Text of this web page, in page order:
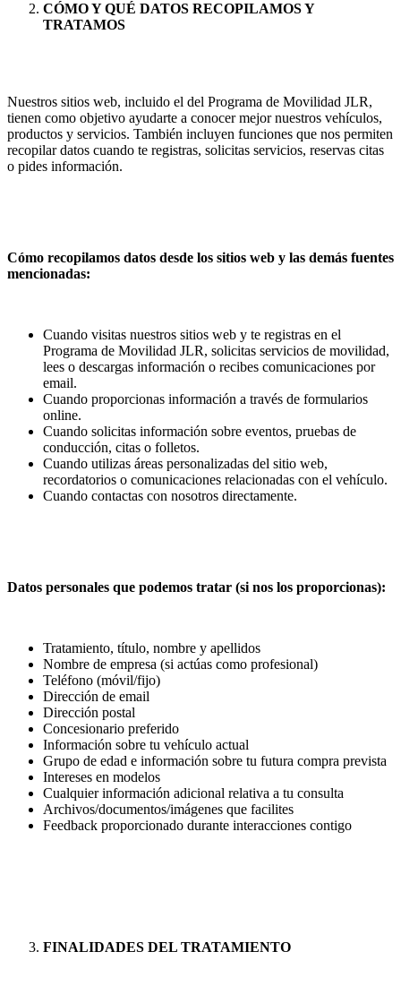
CÓMO Y QUÉ DATOS RECOPILAMOS Y
TRATAMOS
Nuestros sitios web, incluido el del Programa de Movilidad JLR,
tienen como objetivo ayudarte a conocer mejor nuestros vehículos,
productos y servicios. También incluyen funciones que nos permiten
recopilar datos cuando te registras, solicitas servicios, reservas citas
o pides información.
Cómo recopilamos datos desde los sitios web y las demás fuentes
mencionadas:
Cuando visitas nuestros sitios web y te registras en el
Programa de Movilidad JLR, solicitas servicios de movilidad,
lees o descargas información o recibes comunicaciones por
email.
Cuando proporcionas información a través de formularios
online.
Cuando solicitas información sobre eventos, pruebas de
conducción, citas o folletos.
Cuando utilizas áreas personalizadas del sitio web,
recordatorios o comunicaciones relacionadas con el vehículo.
Cuando contactas con nosotros directamente.
Datos personales que podemos tratar (si nos los proporcionas):
Tratamiento, título, nombre y apellidos
Nombre de empresa (si actúas como profesional)
Teléfono (móvil/fijo)
Dirección de email
Dirección postal
Concesionario preferido
Información sobre tu vehículo actual
Grupo de edad e información sobre tu futura compra prevista
Intereses en modelos
Cualquier información adicional relativa a tu consulta
Archivos/documentos/imágenes que facilites
Feedback proporcionado durante interacciones contigo
FINALIDADES DEL TRATAMIENTO